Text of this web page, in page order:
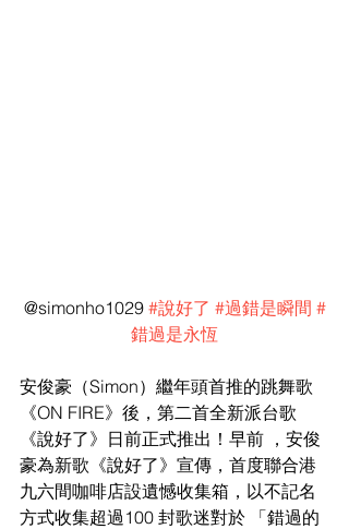
@simonho1029 #說好了 #過錯是瞬間 #
錯過是永恆
安俊豪（Simon）繼年頭首推的跳舞歌
《ON FIRE》後，第二首全新派台歌
《說好了》日前正式推出！早前 ，安俊
豪為新歌《說好了》宣傳，首度聯合港
九六間咖啡店設遺憾收集箱，以不記名
方式收集超過100 封歌迷對於 「錯過的